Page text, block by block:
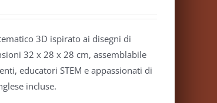
3D ispirato ai disegni di
32 x 28 x 28 cm, assemblabile
educatori STEM e appassionati di
incluse.